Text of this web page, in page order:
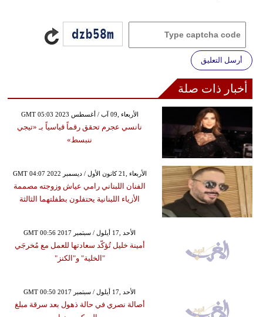
أرسل التعليق
أخبار ذات صلة
GMT 05:03 2023 الأربعاء ,09 آب / أغسطس
نانسي عجرم تحقق رقماً قياسياً بـ «تيجي
ننبسط»
GMT 04:07 2022 الأربعاء ,21 كانون الأول / ديسمبر
الفنان اللبناني رامي عياش وزوجته مصممة
الأزياء اللبنانية يحتفلون بطفلتهما الثالثة
GMT 00:56 2017 الأحد ,17 أيلول / سبتمبر
أمينة خليل تُؤكّد سعادتها للعمل مع مُخرجَي
"الخلية" و"الكنز"
GMT 00:50 2017 الأحد ,17 أيلول / سبتمبر
أصالة نصري في حالة ذهول بعد سرقة مبلغ